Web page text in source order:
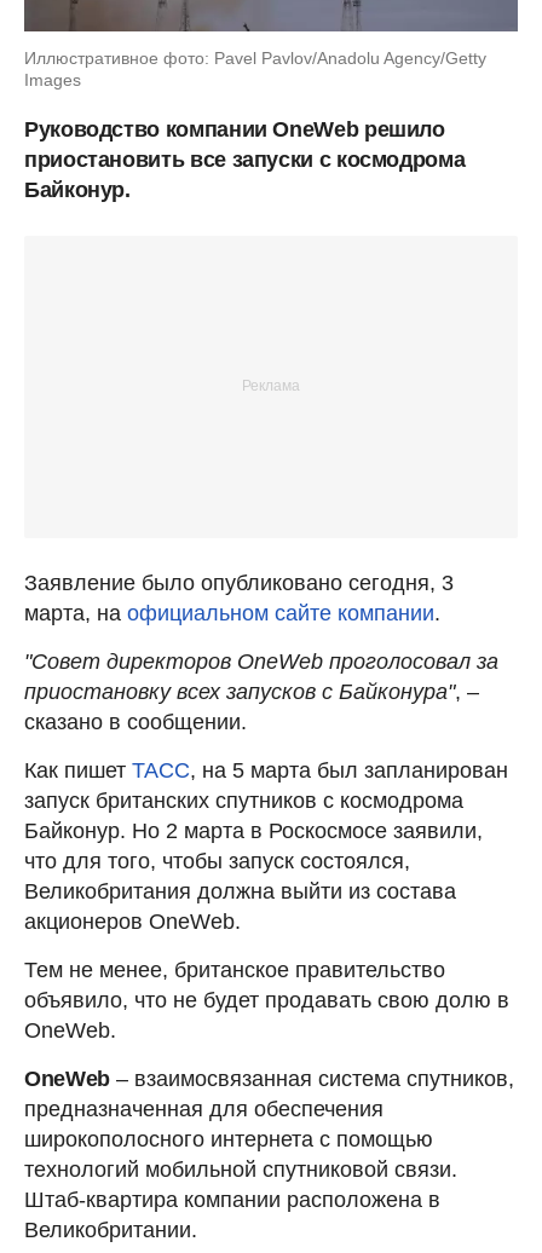
Иллюстративное фото: Pavel Pavlov/Anadolu Agency/Getty
Images
Руководство компании OneWeb решило
приостановить все запуски с космодрома
Байконур.
Заявление было опубликовано сегодня, 3
марта, на официальном сайте компании.
"Совет директоров OneWeb проголосовал за
приостановку всех запусков с Байконура", –
сказано в сообщении.
Как пишет ТАСС, на 5 марта был запланирован
запуск британских спутников с космодрома
Байконур. Но 2 марта в Роскосмосе заявили,
что для того, чтобы запуск состоялся,
Великобритания должна выйти из состава
акционеров OneWeb.
Тем не менее, британское правительство
объявило, что не будет продавать свою долю в
OneWeb.
OneWeb– взаимосвязанная система спутников,
предназначенная для обеспечения
широкополосного интернета с помощью
технологий мобильной спутниковой связи.
Штаб-квартира компании расположена в
Великобритании.